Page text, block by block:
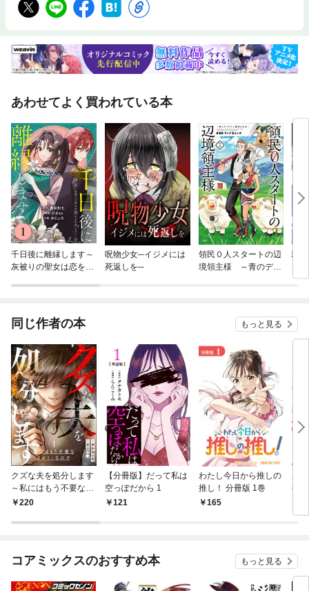
あわせてよく買われている本
千日後に離縁します～
灰被りの聖女は恋をま
呪物少女─イジメには
死返しを─
領民０人スタートの辺
境領主様 ～青のディ
騙
同じ作者の本 もっと見る
クズな夫を処分します
～私にはもう不要な
「ゴミ」なので～（分
220
【分冊版】だって私は
空っぽだから 1
121
わたし今日から推しの
推し！ 分冊版 1巻
165
わ
推
コアミックスのおすすめ本 もっと見る